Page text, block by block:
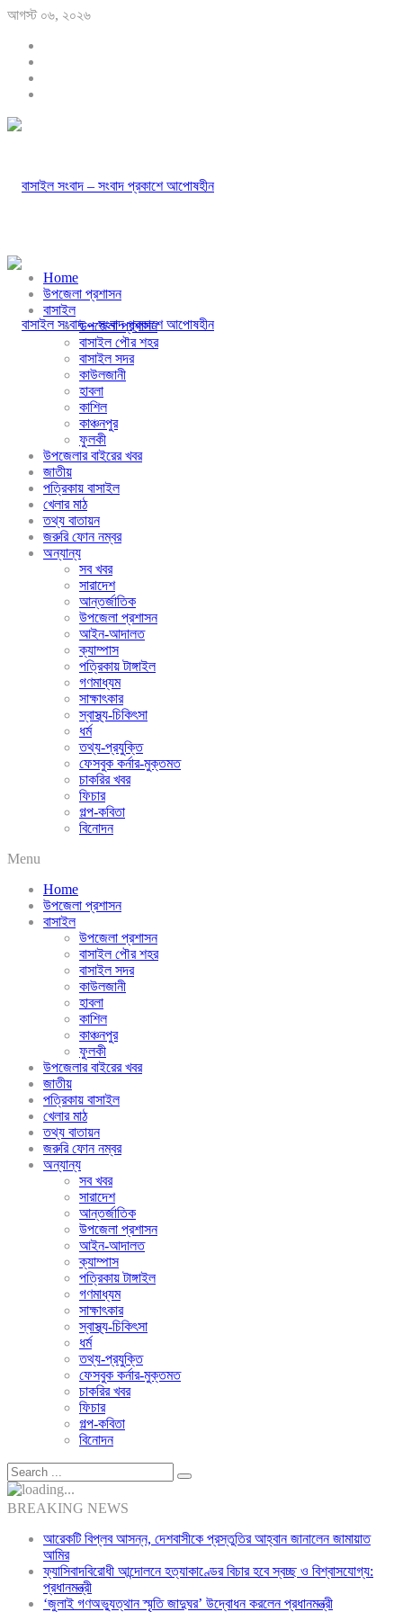
আগস্ট ০৬, ২০২৬
Home
উপজেলা প্রশাসন
বাসাইল
উপজেলা প্রশাসন
বাসাইল পৌর শহর
বাসাইল সদর
কাউলজানী
হাবলা
কাশিল
কাঞ্চনপুর
ফুলকী
উপজেলার বাইরের খবর
জাতীয়
পত্রিকায় বাসাইল
খেলার মাঠ
তথ্য বাতায়ন
জরুরি ফোন নম্বর
অন্যান্য
সব খবর
সারাদেশ
আন্তর্জাতিক
উপজেলা প্রশাসন
আইন-আদালত
ক্যাম্পাস
পত্রিকায় টাঙ্গাইল
গণমাধ্যম
সাক্ষাৎকার
স্বাস্থ্য-চিকিৎসা
ধর্ম
তথ্য-প্রযুক্তি
ফেসবুক কর্নার-মুক্তমত
চাকরির খবর
ফিচার
গল্প-কবিতা
বিনোদন
Menu
Home
উপজেলা প্রশাসন
বাসাইল
উপজেলা প্রশাসন
বাসাইল পৌর শহর
বাসাইল সদর
কাউলজানী
হাবলা
কাশিল
কাঞ্চনপুর
ফুলকী
উপজেলার বাইরের খবর
জাতীয়
পত্রিকায় বাসাইল
খেলার মাঠ
তথ্য বাতায়ন
জরুরি ফোন নম্বর
অন্যান্য
সব খবর
সারাদেশ
আন্তর্জাতিক
উপজেলা প্রশাসন
আইন-আদালত
ক্যাম্পাস
পত্রিকায় টাঙ্গাইল
গণমাধ্যম
সাক্ষাৎকার
স্বাস্থ্য-চিকিৎসা
ধর্ম
তথ্য-প্রযুক্তি
ফেসবুক কর্নার-মুক্তমত
চাকরির খবর
ফিচার
গল্প-কবিতা
বিনোদন
BREAKING NEWS
আরেকটি বিপ্লব আসন্ন, দেশবাসীকে প্রস্তুতির আহ্বান জানালেন জামায়াত
আমির
ফ্যাসিবাদবিরোধী আন্দোলনে হত্যাকাণ্ডের বিচার হবে স্বচ্ছ ও বিশ্বাসযোগ্য:
প্রধানমন্ত্রী
‘জুলাই গণঅভ্যুত্থান স্মৃতি জাদুঘর’ উদ্বোধন করলেন প্রধানমন্ত্রী